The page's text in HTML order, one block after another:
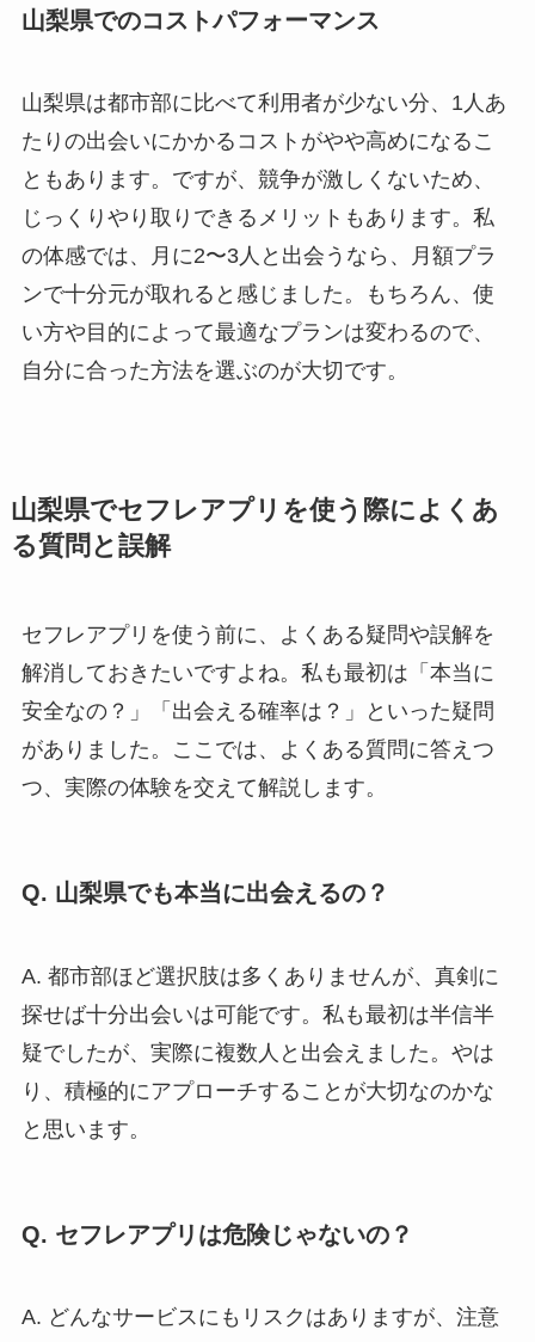
山梨県でのコストパフォーマンス
山梨県は都市部に比べて利用者が少ない分、1人あ
たりの出会いにかかるコストがやや高めになるこ
ともあります。ですが、競争が激しくないため、
じっくりやり取りできるメリットもあります。私
の体感では、月に2〜3人と出会うなら、月額プラ
ンで十分元が取れると感じました。もちろん、使
い方や目的によって最適なプランは変わるので、
自分に合った方法を選ぶのが大切です。
山梨県でセフレアプリを使う際によくあ
る質問と誤解
セフレアプリを使う前に、よくある疑問や誤解を
解消しておきたいですよね。私も最初は「本当に
安全なの？」「出会える確率は？」といった疑問
がありました。ここでは、よくある質問に答えつ
つ、実際の体験を交えて解説します。
Q. 山梨県でも本当に出会えるの？
A. 都市部ほど選択肢は多くありませんが、真剣に
探せば十分出会いは可能です。私も最初は半信半
疑でしたが、実際に複数人と出会えました。やは
り、積極的にアプローチすることが大切なのかな
と思います。
Q. セフレアプリは危険じゃないの？
A. どんなサービスにもリスクはありますが、注意